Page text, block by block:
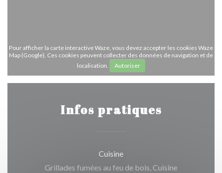
Pour afficher la carte interactive Waze, vous devez accepter les cookies Waze
Map (Google). Ces cookies peuvent collecter des données de navigation et de
localisation.
Autoriser
Infos pratiques
Cuisine
Grillades fumées au feu de bois, Cuisine